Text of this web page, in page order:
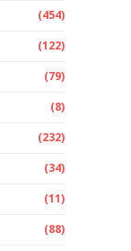
(454)
(122)
(79)
(8)
(232)
(34)
(11)
(88)